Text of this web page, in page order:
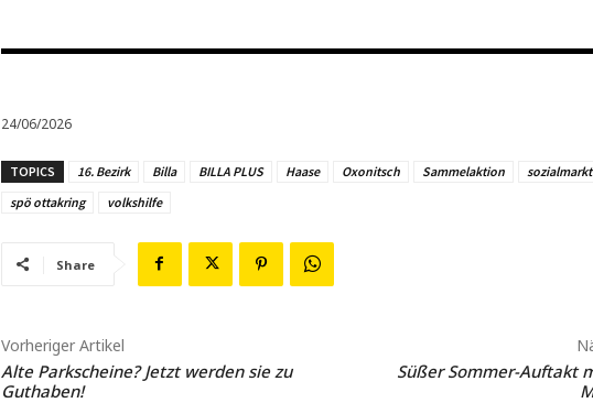
24/06/2026
TOPICS 16. Bezirk Billa BILLA PLUS Haase Oxonitsch Sammelaktion
sozialmarkt
spö ottakring
volkshilfe
Share
Vorheriger Artikel
Alte Parkscheine? Jetzt werden sie zu
Guthaben!
Süßer Sommer-Auftakt